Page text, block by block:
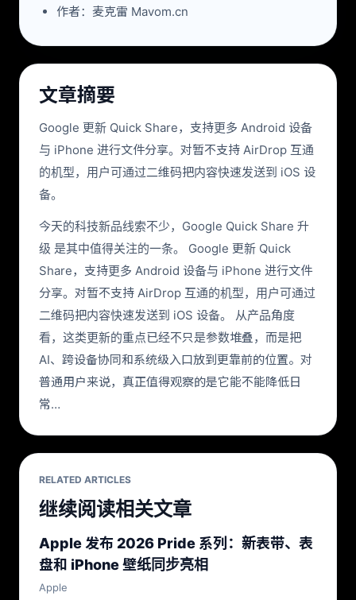
作者：麦克雷 Mavom.cn
文章摘要
Google 更新 Quick Share，支持更多 Android 设备
与 iPhone 进行文件分享。对暂不支持 AirDrop 互通
的机型，用户可通过二维码把内容快速发送到 iOS 设
备。
今天的科技新品线索不少，Google Quick Share 升
级 是其中值得关注的一条。 Google 更新 Quick
Share，支持更多 Android 设备与 iPhone 进行文件
分享。对暂不支持 AirDrop 互通的机型，用户可通过
二维码把内容快速发送到 iOS 设备。 从产品角度
看，这类更新的重点已经不只是参数堆叠，而是把
AI、跨设备协同和系统级入口放到更靠前的位置。对
普通用户来说，真正值得观察的是它能不能降低日
常…
RELATED ARTICLES
继续阅读相关文章
Apple 发布 2026 Pride 系列：新表带、表
盘和 iPhone 壁纸同步亮相
Apple